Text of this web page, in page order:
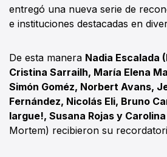
entregó una nueva serie de
e instituciones destacadas en
De esta manera Nadia Escalada
Cristina Sarrailh, María Elena
Simón Goméz, Norbert Avans,
Fernández, Nicolás Eli, Bruno
largue!, Susana Rojas y
Mortem) recibieron su